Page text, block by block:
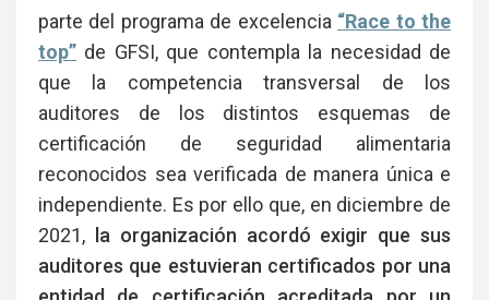
parte del programa de excelencia “Race to the
top” de GFSI, que contempla la necesidad de
que la competencia transversal de los
auditores de los distintos esquemas de
certificación de seguridad alimentaria
reconocidos sea verificada de manera única e
independiente. Es por ello que, en diciembre de
2021, la organización acordó exigir que sus
auditores que estuvieran certificados por una